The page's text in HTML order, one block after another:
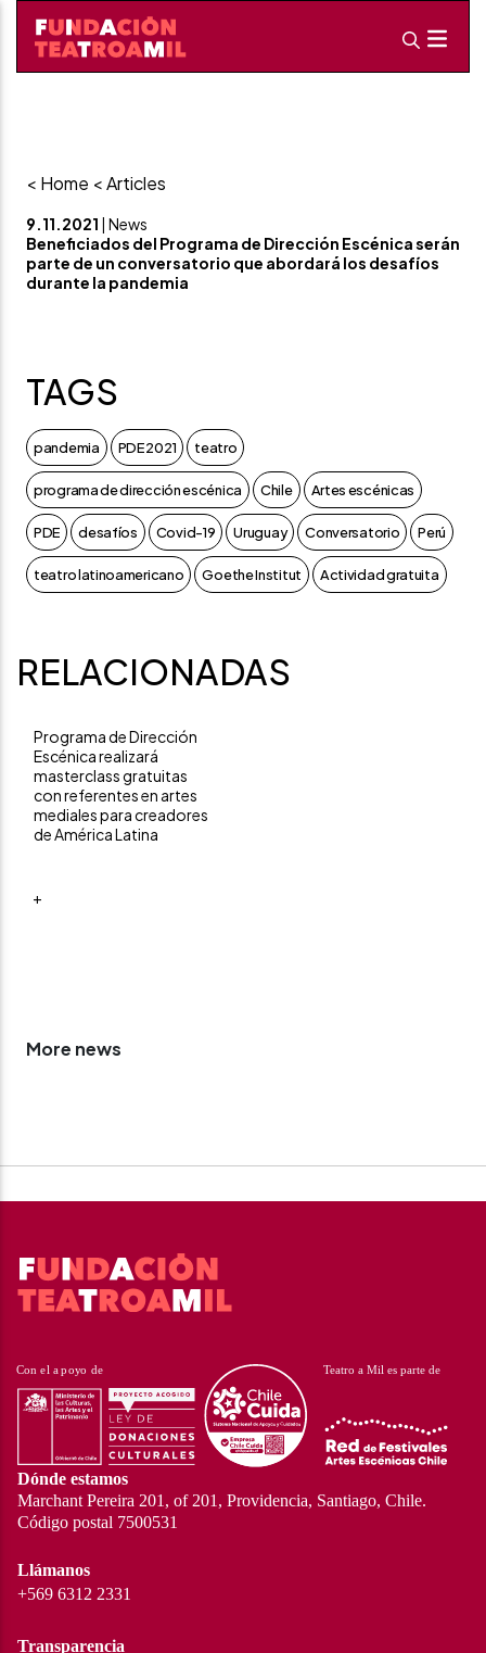
< Home < Articles
9.11.2021 | News
Beneficiados del Programa de Dirección Escénica serán
parte de un conversatorio que abordará los desafíos
durante la pandemia
TAGS
pandemia PDE 2021 teatro
programa de dirección escénica Chile Artes escénicas
PDE desafíos Covid-19 Uruguay Conversatorio Perú
teatro latinoamericano Goethe Institut Actividad gratuita
RELACIONADAS
Programa de Dirección
Escénica realizará
masterclass gratuitas
con referentes en artes
mediales para creadores
de América Latina
+
More news
Dónde estamos
Marchant Pereira 201, of 201, Providencia, Santiago, Chile.
Código postal 7500531
Llámanos
+569 6312 2331
Transparencia